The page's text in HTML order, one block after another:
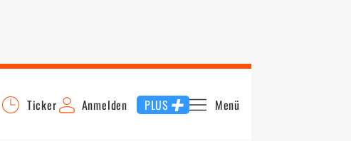
Ticker Anmelden PLUS Menü